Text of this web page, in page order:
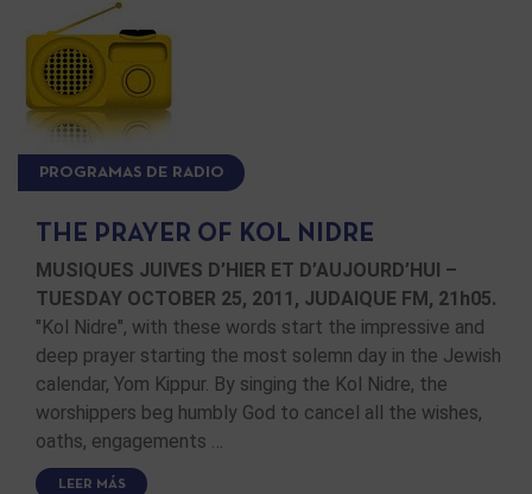
PROGRAMAS DE RADIO
THE PRAYER OF KOL NIDRE
MUSIQUES JUIVES D’HIER ET D’AUJOURD’HUI –
TUESDAY OCTOBER 25, 2011, JUDAIQUE FM, 21h05.
"Kol Nidre", with these words start the impressive and
deep prayer starting the most solemn day in the Jewish
calendar, Yom Kippur. By singing the Kol Nidre, the
worshippers beg humbly God to cancel all the wishes,
oaths, engagements …
LEER MÁS